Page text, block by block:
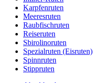
Karpfenruten
Meeresruten
Raubfischruten
Reiseruten
Sbirolinoruten
Spezialruten (Eisruten)
Spinnruten
Stippruten